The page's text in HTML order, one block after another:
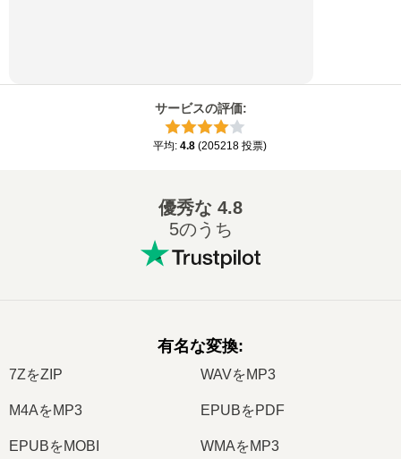
サービスの評価:
平均: 4.8 (205218 投票)
優秀な 4.8
5のうち
有名な変換:
7ZをZIP WAVをMP3
M4AをMP3 EPUBをPDF
EPUBをMOBI WMAをMP3